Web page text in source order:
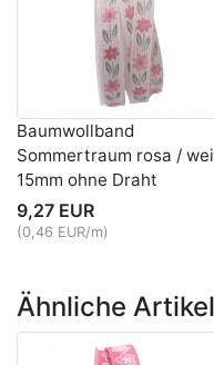
Baumwollband
Sommertraum rosa /
15mm ohne Draht
9,27 EUR
(0,46 EUR/m)
Ähnliche Artikel